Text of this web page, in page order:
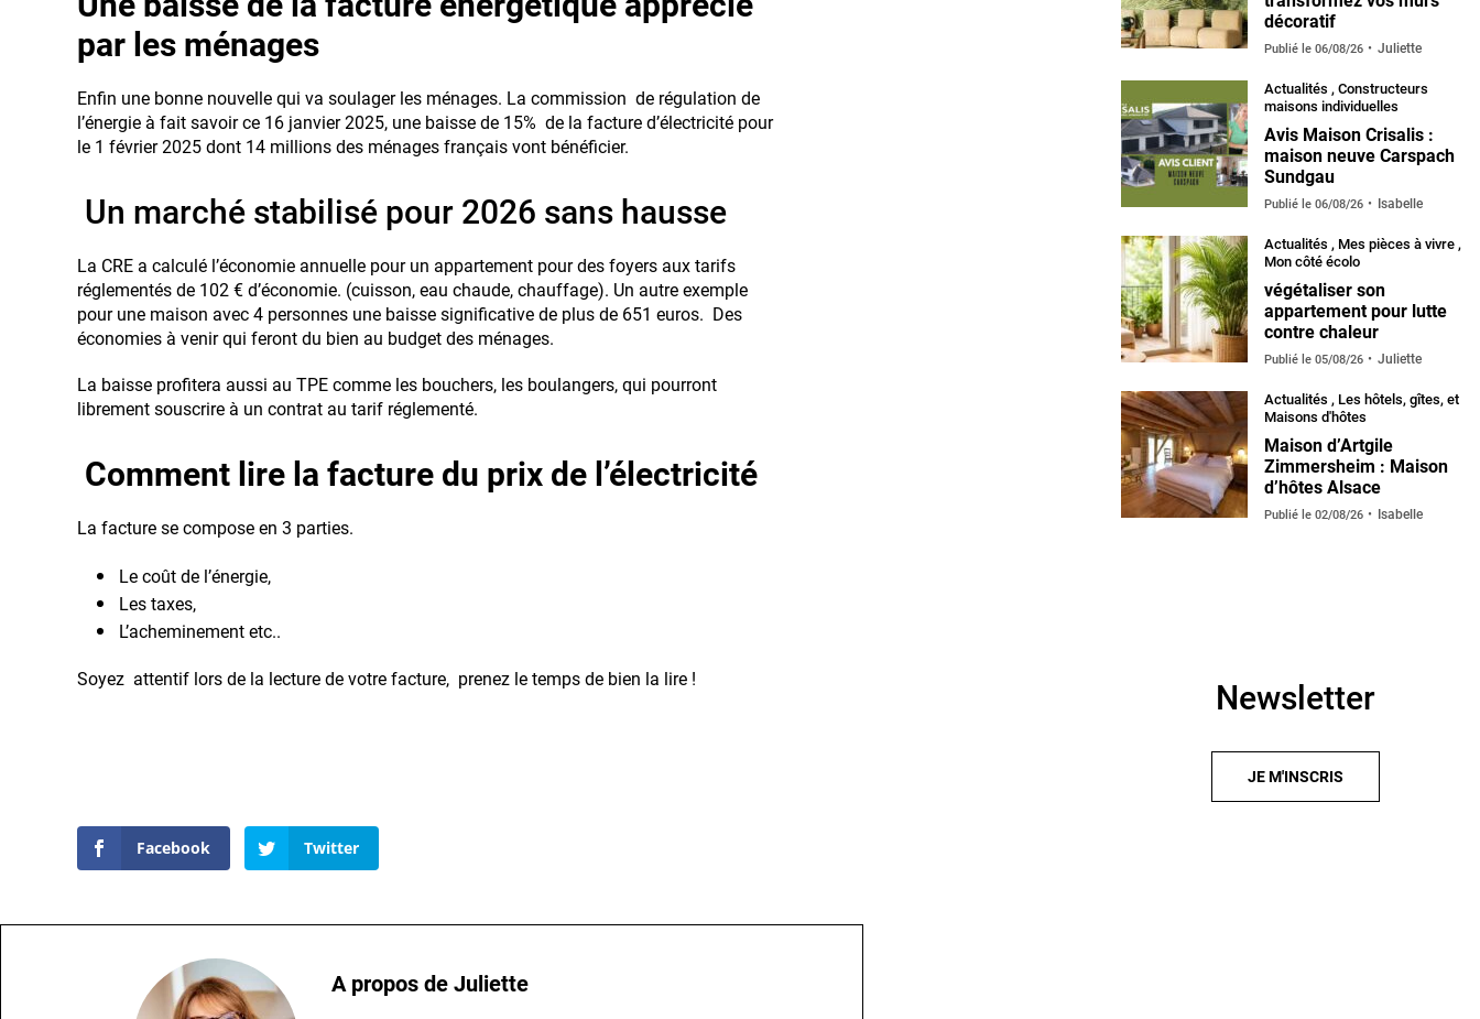
par les ménages
Enfin une bonne nouvelle qui va soulager les ménages. La commission de régulation de
l’énergie à fait savoir ce 16 janvier 2025, une baisse de 15% de la facture d’électricité pour
le 1 février 2025 dont 14 millions des ménages français vont bénéficier.
Un marché stabilisé pour 2026 sans hausse
La CRE a calculé l’économie annuelle pour un appartement pour des foyers aux tarifs
réglementés de 102 € d’économie. (cuisson, eau chaude, chauffage). Un autre exemple
pour une maison avec 4 personnes une baisse significative de plus de 651 euros. Des
économies à venir qui feront du bien au budget des ménages.
La baisse profitera aussi au TPE comme les bouchers, les boulangers, qui pourront
librement souscrire à un contrat au tarif réglementé.
Comment lire la facture du prix de l’électricité
La facture se compose en 3 parties.
Le coût de l’énergie,
Les taxes,
L’acheminement etc..
Soyez attentif lors de la lecture de votre facture, prenez le temps de bien la lire !
Facebook Twitter
A propos deJuliette
décoratif
Publié le 06/08/26 Juliette
Actualités , Constructeurs
maisons individuelles
Avis Maison Crisalis :
maison neuve Carspach
Sundgau
Publié le 06/08/26 Isabelle
Actualités , Mes pièces à vivre ,
Mon côté écolo
végétaliser son
appartement pour lutte
contre chaleur
Publié le 05/08/26 Juliette
Actualités , Les hôtels, gîtes, et
Maisons d'hôtes
Maison d’Artgile
Zimmersheim : Maison
d’hôtes Alsace
Publié le 02/08/26 Isabelle
Newsletter
JE M'INSCRIS